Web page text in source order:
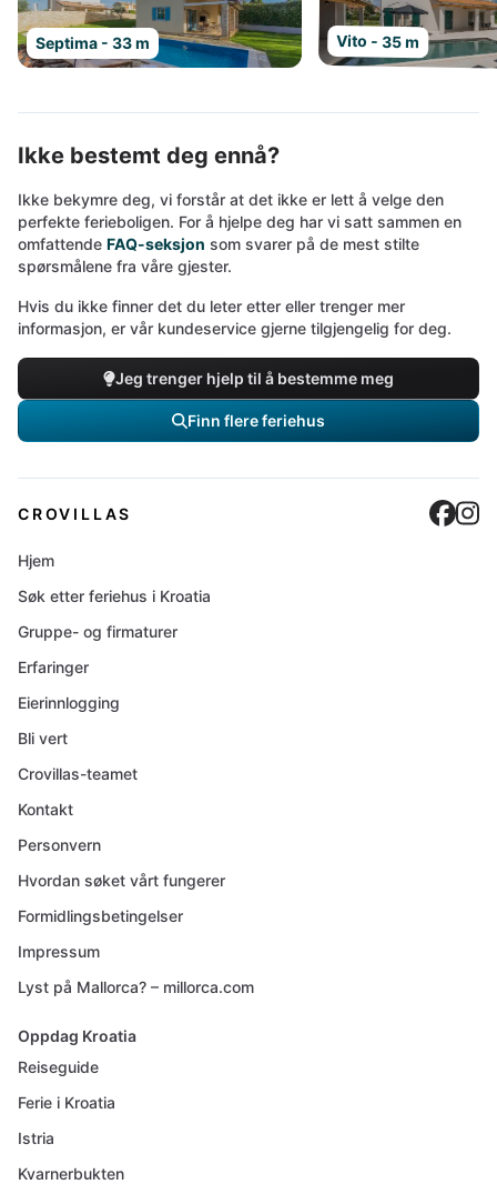
Septima - 33 m Vito - 35 m
Ikke bestemt deg ennå?
Ikke bekymre deg, vi forstår at det ikke er lett å velge den
perfekte ferieboligen. For å hjelpe deg har vi satt sammen en
omfattende FAQ-seksjon som svarer på de mest stilte
spørsmålene fra våre gjester.
Hvis du ikke finner det du leter etter eller trenger mer
informasjon, er vår kundeservice gjerne tilgjengelig for deg.
Jeg trenger hjelp til å bestemme meg
Finn flere feriehus
CROVILLAS
Hjem
Søk etter feriehus i Kroatia
Gruppe- og firmaturer
Erfaringer
Eierinnlogging
Bli vert
Crovillas-teamet
Kontakt
Personvern
Hvordan søket vårt fungerer
Formidlingsbetingelser
Impressum
Lyst på Mallorca? – millorca.com
Oppdag Kroatia
Reiseguide
Ferie i Kroatia
Istria
Kvarnerbukten